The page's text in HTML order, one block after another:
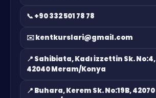
📞 +90 332 501 78 78
✉️ kentkurslari@gmail.com
📍 Sahibiata, Kadı İzzettin Sk. No:4,
42040 Meram/Konya
📍 Buhara, Kerem Sk. No:19B, 42070